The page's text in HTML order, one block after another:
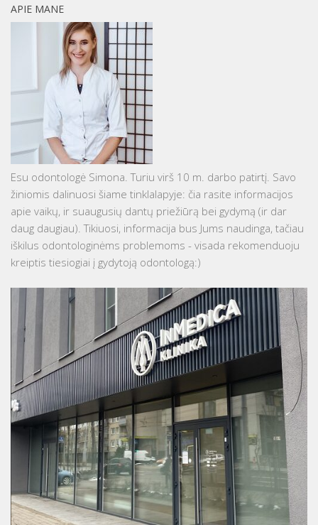
APIE MANE
Esu odontologė Simona. Turiu virš 10 m. darbo patirtį. Savo
žiniomis dalinuosi šiame tinklalapyje: čia rasite informacijos
apie vaikų, ir suaugusių dantų priežiūrą bei gydymą (ir dar
daug daugiau). Tikiuosi, informacija bus Jums naudinga, tačiau
iškilus odontologinėms problemoms - visada rekomenduoju
kreiptis tiesiogiai į gydytoją odontologą:)